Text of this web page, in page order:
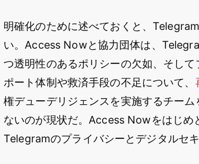
明確化のために述べておくと、
い。Access Nowと協力団体は、
つ透明性のあるポリシーの欠如、そし
ポート体制や救済手段の不足について、
権デューデリジェンスを実施するチー
ないのが現状だ。Access Nowをはじめ
Telegramのプライバシーとデジタルセ